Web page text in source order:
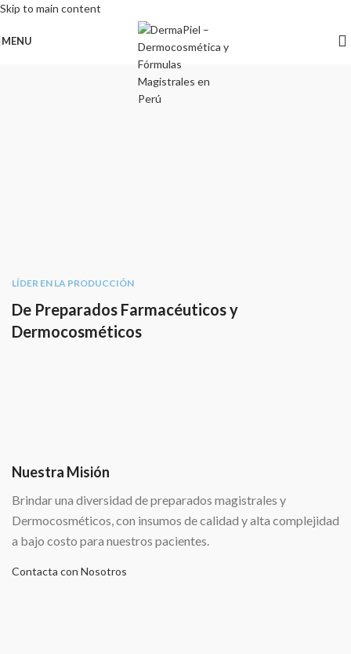
Skip to main content
MENU
LÍDER EN LA PRODUCCIÓN
De Preparados Farmacéuticos y
Dermocosméticos
Nuestra Misión
Brindar una diversidad de preparados magistrales y
Dermocosméticos, con insumos de calidad y alta complejidad
a bajo costo para nuestros pacientes.
Contacta con Nosotros